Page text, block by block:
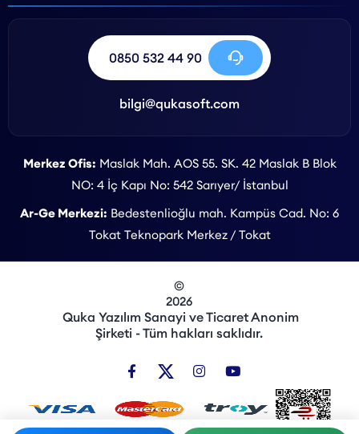
0850 532 44 90
bilgi@qukasoft.com
Merkez Ofis: Maslak Mah. AOS 55. SK. 42 Maslak B Blok
NO: 4 İç Kapı No: 542 Sarıyer/ İstanbul
Ar-Ge Merkezi: Bedestenlioğlu mah. Kampüs Cad. No: 6
Tokat Teknopark Merkez / Tokat
©
2026
Quka Yazılım Sanayi ve Ticaret Anonim
Şirketi - Tüm hakları saklıdır.